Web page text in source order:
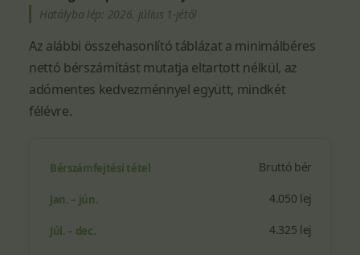
Hatályba lép: 2026. július 1-jétől
Az alábbi összehasonlító táblázat a minimálbéres
nettó bérszámítást mutatja eltartott nélkül, az
adómentes kedvezménnyel együtt, mindkét
félévre.
Bruttó bér
4.050 lej
4.325 lej